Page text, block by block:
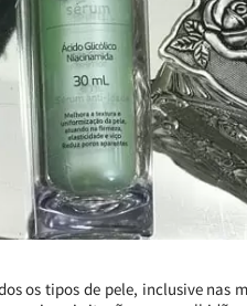
os tipos de pele, inclusive nas